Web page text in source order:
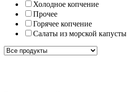
Холодное копчение
Прочее
Горячее копчение
Салаты из морской капусты